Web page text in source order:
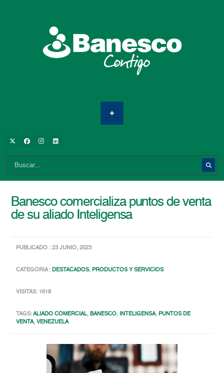
Banesco comercializa puntos de venta
de su aliado Inteligensa
PUBLICADO : 23 JUNIO, 2023
CATEGORIA :DESTACADOS, PRODUCTOS Y SERVICIOS
VISITAS: 1618
TAGS:ALIADO COMERCIAL,BANESCO, INTELIGENSA, PUNTOS DE
VENTA,VENEZUELA